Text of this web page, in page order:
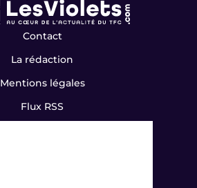
Contact
La rédaction
Mentions légales
Flux RSS